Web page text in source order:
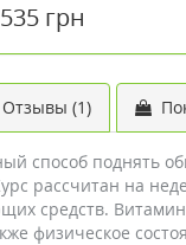
535 грн
Отзывы (1)
способ поднять
рассчитан на
средств.
физическое